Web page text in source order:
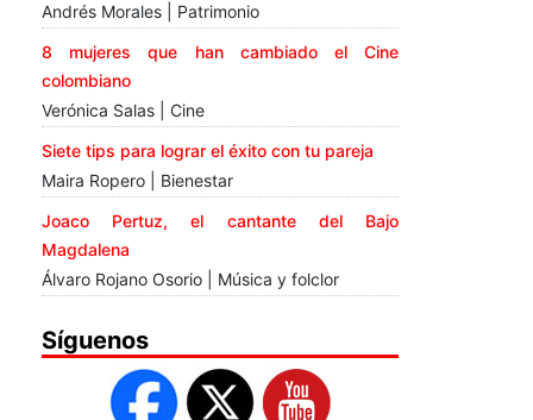
Andrés Morales | Patrimonio
8 mujeres que han cambiado el Cine
colombiano
Verónica Salas | Cine
Siete tips para lograr el éxito con tu pareja
Maira Ropero | Bienestar
Joaco Pertuz, el cantante del Bajo
Magdalena
Álvaro Rojano Osorio | Música y folclor
Síguenos